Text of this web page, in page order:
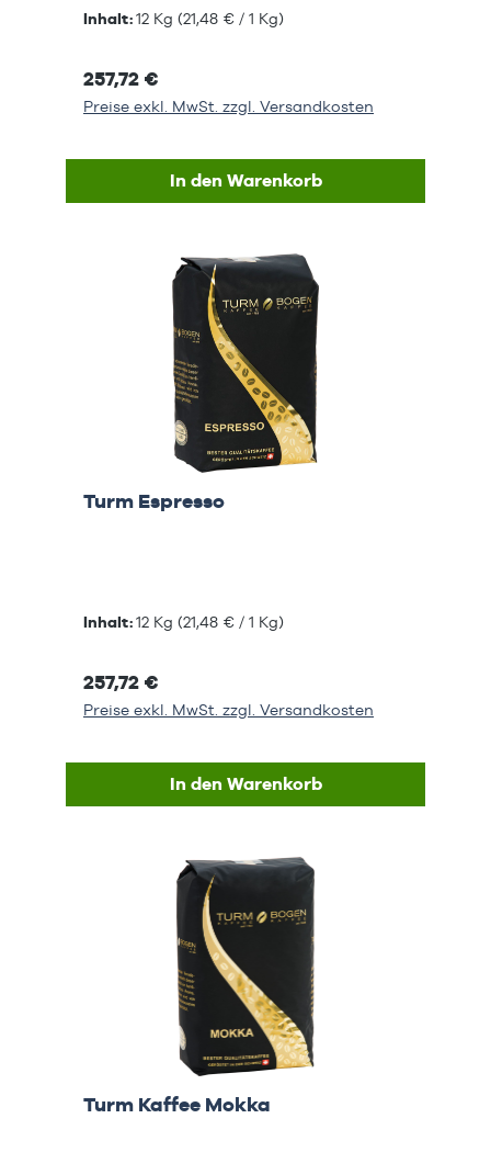
Inhalt:12 Kg (21,48 € / 1 Kg)
257,72 €
Preise exkl. MwSt. zzgl. Versandkosten
In den Warenkorb
Turm Espresso
Inhalt:12 Kg (21,48 € / 1 Kg)
257,72 €
Preise exkl. MwSt. zzgl. Versandkosten
In den Warenkorb
Turm Kaffee Mokka